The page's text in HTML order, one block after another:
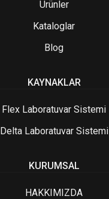
Ürünler
Kataloglar
Blog
KAYNAKLAR
Flex Laboratuvar Sistemi
Delta Laboratuvar Sistemi
KURUMSAL
HAKKIMIZDA